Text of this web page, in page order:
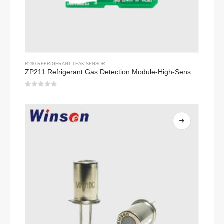
R290 REFRIGERANT LEAK SENSOR
ZP211 Refrigerant Gas Detection Module-High-Sensitivity Sensor para sa Pagpapalamig na Pag-alis